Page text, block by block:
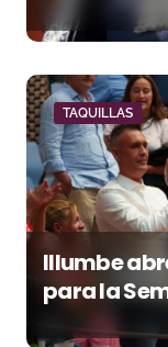
TAQUILLAS
Illumbe
para la
Donostiarra